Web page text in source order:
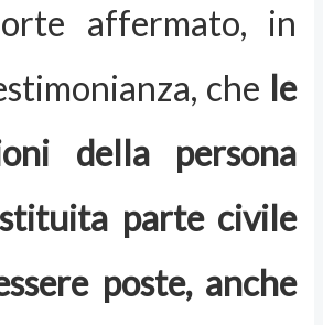
affermato, in
che le
della persona
parte civile
poste, anche